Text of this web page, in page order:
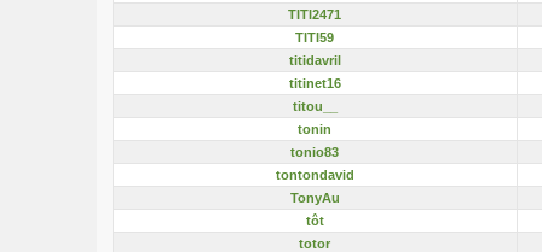
TITI2471
TITI59
titidavril
titinet16
titou__
tonin
tonio83
tontondavid
TonyAu
tôt
totor